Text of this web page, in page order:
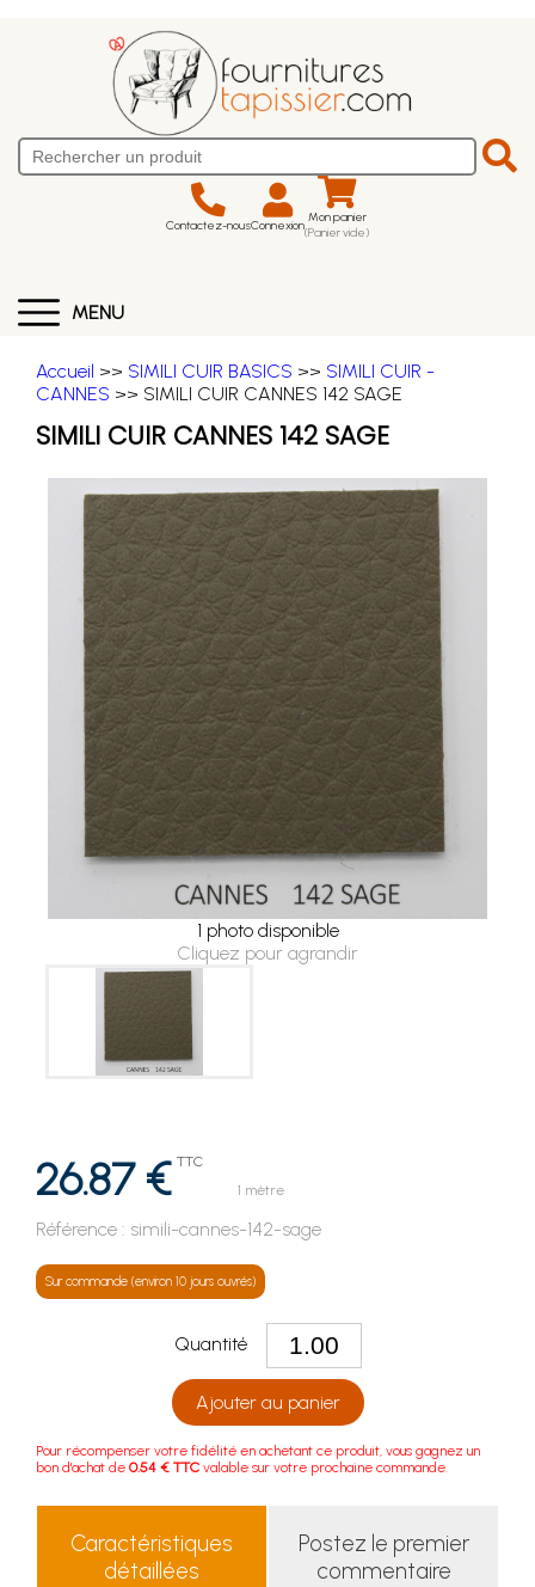
Contactez-nousConnexion Mon panier
(Panier vide)
MENU
Accueil >> SIMILI CUIR BASICS >> SIMILI CUIR -
CANNES >> SIMILI CUIR CANNES 142 SAGE
SIMILI CUIR CANNES 142 SAGE
1 photo disponible
Cliquez pour agrandir
26.87 € TTC
1 mètre
Référence : simili-cannes-142-sage
Sur commande (environ 10 jours ouvrés)
Quantité
Ajouter au panier
Pour récompenser votre fidélité en achetant ce produit, vous gagnez un
bon d'achat de 0.54 € TTC valable sur votre prochaine commande.
Caractéristiques
détaillées
Postez le premier
commentaire